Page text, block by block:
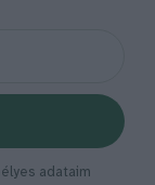
adataim